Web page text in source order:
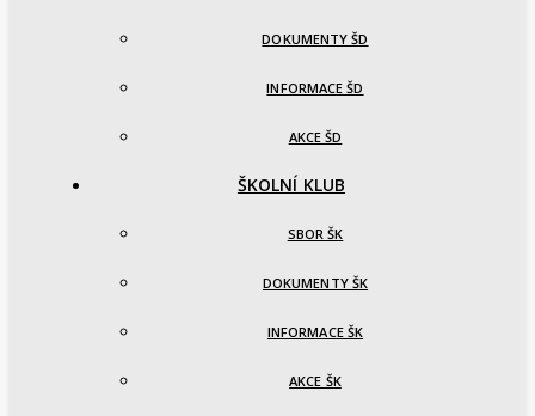
DOKUMENTY ŠD
INFORMACE ŠD
AKCE ŠD
ŠKOLNÍ KLUB
SBOR ŠK
DOKUMENTY ŠK
INFORMACE ŠK
AKCE ŠK